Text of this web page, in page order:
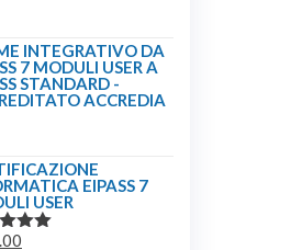
INTEGRATIVO DA
7 MODULI USER A
STANDARD -
ACCREDIA
EIPASS 7
USER